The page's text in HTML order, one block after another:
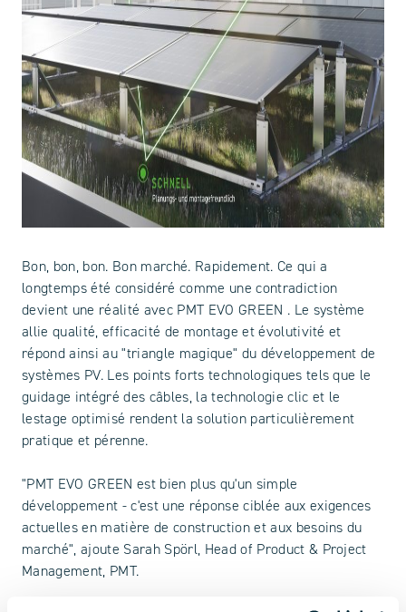
Bon, bon, bon. Bon marché. Rapidement. Ce qui a
longtemps été considéré comme une contradiction
devient une réalité avec PMT EVO GREEN . Le système
allie qualité, efficacité de montage et évolutivité et
répond ainsi au "triangle magique" du développement de
systèmes PV. Les points forts technologiques tels que le
guidage intégré des câbles, la technologie clic et le
lestage optimisé rendent la solution particulièrement
pratique et pérenne.
"PMT EVO GREEN est bien plus qu'un simple
développement - c'est une réponse ciblée aux exigences
actuelles en matière de construction et aux besoins du
marché", ajoute Sarah Spörl, Head of Product & Project
Management, PMT.